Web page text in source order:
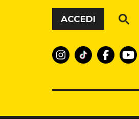
Vai al contenuto
ACCEDI